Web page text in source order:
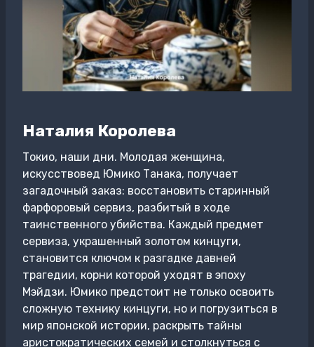
Наталия Королева
Токио, наши дни. Молодая женщина,
искусствовед Юмико Танака, получает
загадочный заказ: восстановить старинный
фарфоровый сервиз, разбитый в ходе
таинственного убийства. Каждый предмет
сервиза, украшенный золотом кинцуги,
становится ключом к разгадке давней
трагедии, корни которой уходят в эпоху
Мэйдзи. Юмико предстоит не только освоить
сложную технику кинцуги, но и погрузиться в
мир японской истории, раскрыть тайны
аристократических семей и столкнуться с